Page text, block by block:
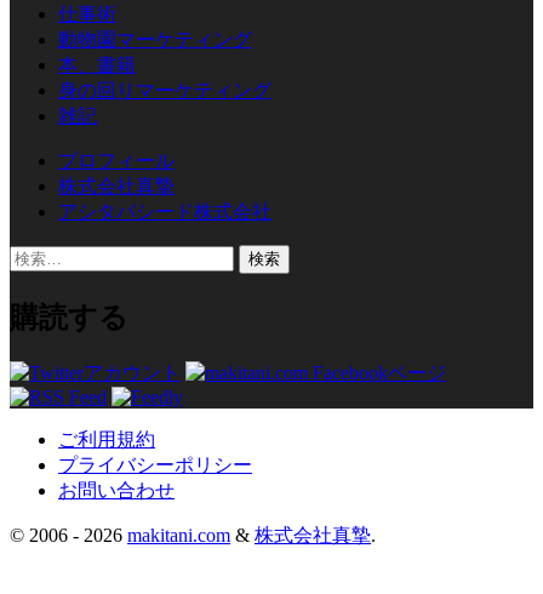
仕事術
動物園マーケティング
本、書籍
身の回りマーケティング
雑記
プロフィール
株式会社真摯
アシタバシード株式会社
検
購読する
ご利用規約
プライバシーポリシー
お問い合わせ
© 2006 - 2026 makitani.com & 株式会社真摯.